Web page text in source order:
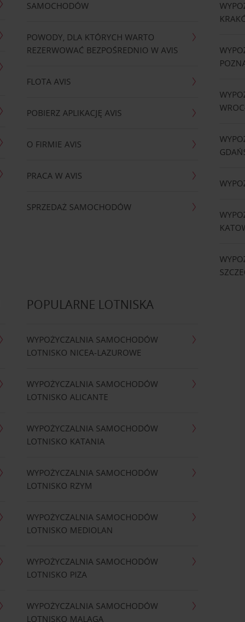
SAMOCHODÓW
POWODY, DLA KTÓRYCH WARTO
REZERWOWAĆ BEZPOŚREDNIO W AVIS
FLOTA AVIS
POBIERZ APLIKACJĘ AVIS
O FIRMIE AVIS
PRACA W AVIS
SPRZEDAŻ SAMOCHODÓW
POPULARNE LOTNISKA
WYPOŻYCZALNIA SAMOCHODÓW
LOTNISKO NICEA-LAZUROWE
WYPOŻYCZALNIA SAMOCHODÓW
LOTNISKO ALICANTE
WYPOŻYCZALNIA SAMOCHODÓW
LOTNISKO KATANIA
WYPOŻYCZALNIA SAMOCHODÓW
LOTNISKO RZYM
WYPOŻYCZALNIA SAMOCHODÓW
LOTNISKO MEDIOLAN
WYPOŻYCZALNIA SAMOCHODÓW
LOTNISKO PIZA
WYPOŻYCZALNIA SAMOCHODÓW
LOTNISKO MALAGA